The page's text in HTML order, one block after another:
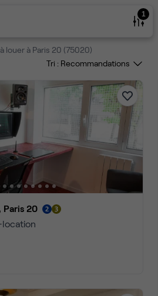
1
louer à Paris 20 (75020)
Tri :
Paris 20
location